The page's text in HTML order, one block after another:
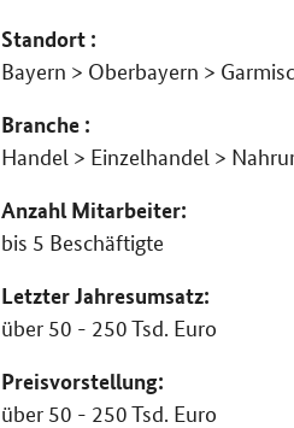
Standort :
Bayern > Oberbayern >
Branche :
Handel > Einzelhandel >
Anzahl Mitarbeiter:
bis 5 Beschäftigte
Letzter Jahresumsatz:
über 50 - 250 Tsd. Euro
Preisvorstellung:
über 50 - 250 Tsd. Euro